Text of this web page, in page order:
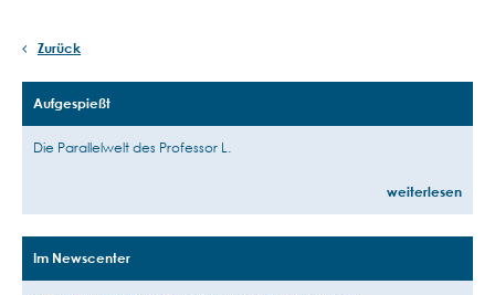
Zurück
Aufgespießt
Die Parallelwelt des Professor L.
weiterlesen
Im Newscenter